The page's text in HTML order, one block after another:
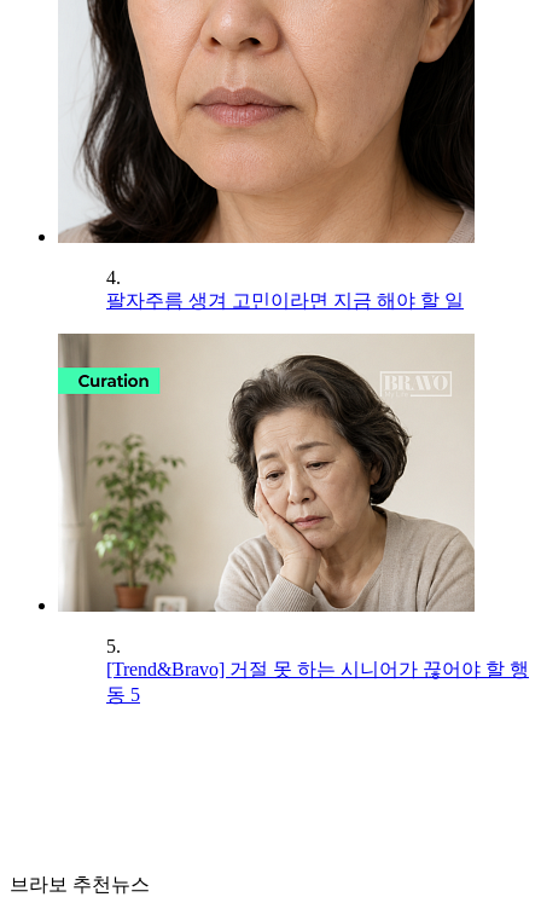
4.
팔자주름 생겨 고민이라면 지금 해야 할 일
5.
[Trend&Bravo] 거절 못 하는 시니어가 끊어야 할 행
동 5
브라보 추천뉴스